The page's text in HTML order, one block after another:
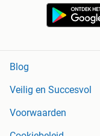
Blog
Veilig en Succesvol
Voorwaarden